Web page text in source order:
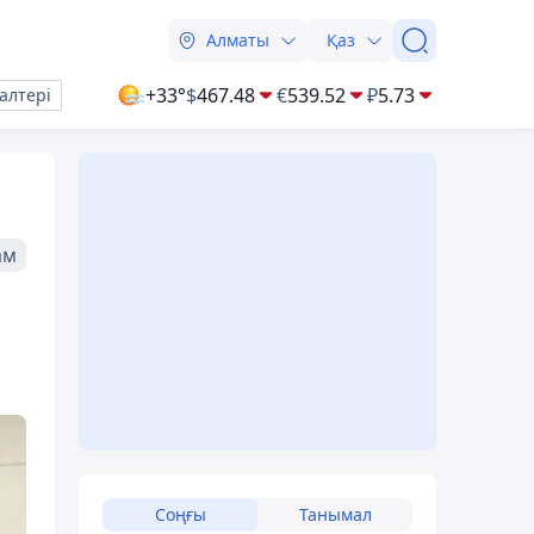
Алматы Қаз
+33°$467.48 €539.52 ₽5.73
Соңғы Танымал